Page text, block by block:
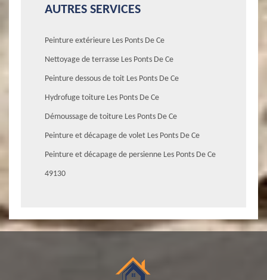
AUTRES SERVICES
Peinture extérieure Les Ponts De Ce
Nettoyage de terrasse Les Ponts De Ce
Peinture dessous de toit Les Ponts De Ce
Hydrofuge toiture Les Ponts De Ce
Démoussage de toiture Les Ponts De Ce
Peinture et décapage de volet Les Ponts De Ce
Peinture et décapage de persienne Les Ponts De Ce
49130